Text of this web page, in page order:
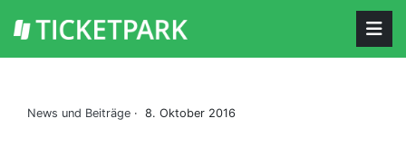
News und Beiträge · 8. Oktober 2016